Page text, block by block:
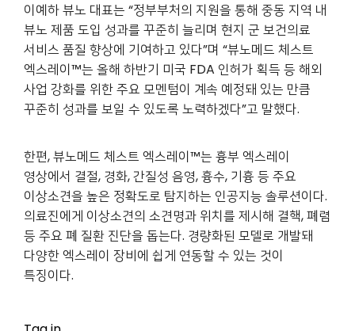
이예하 뷰노 대표는 “정부부처의 지원을 통해 중동 지역 내
뷰노 제품 도입 성과를 꾸준히 늘리며 현지 군 보건의료
서비스 품질 향상에 기여하고 있다”며 “뷰노메드 체스트
엑스레이™는 올해 하반기 미국 FDA 인허가 획득 등 해외
사업 강화를 위한 주요 모멘텀이 계속 예정돼 있는 만큼
꾸준히 성과를 보일 수 있도록 노력하겠다”고 말했다.
한편, 뷰노메드 체스트 엑스레이™는 흉부 엑스레이
영상에서 결절, 경화, 간질성 음영, 흉수, 기흉 등 주요
이상소견을 높은 정확도로 탐지하는 인공지능 솔루션이다.
의료진에게 이상소견의 소견명과 위치를 제시해 결핵, 폐렴
등 주요 폐 질환 진단을 돕는다. 경량화된 모델로 개발돼
다양한 엑스레이 장비에 쉽게 연동할 수 있는 것이
특징이다.